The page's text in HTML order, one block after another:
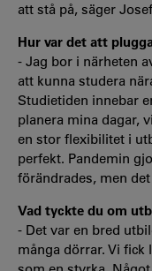
att stå på, säger
Hur var det att
- Jag bor i närheten
att kunna studera
Studietiden innebar
planera mina dagar,
en stor flexibilitet i
perfekt. Pandemin
förändrades, men
Vad tyckte du om
- Det var en bred
många dörrar. Vi fick